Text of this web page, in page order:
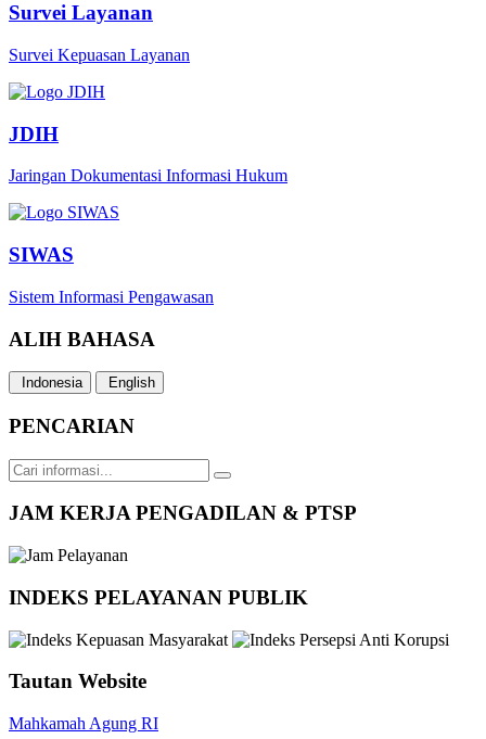
Survei Layanan
Survei Kepuasan Layanan
JDIH
Jaringan Dokumentasi Informasi Hukum
SIWAS
Sistem Informasi Pengawasan
ALIH BAHASA
Indonesia English
PENCARIAN
JAM KERJA PENGADILAN & PTSP
INDEKS PELAYANAN PUBLIK
Tautan Website
Mahkamah Agung RI